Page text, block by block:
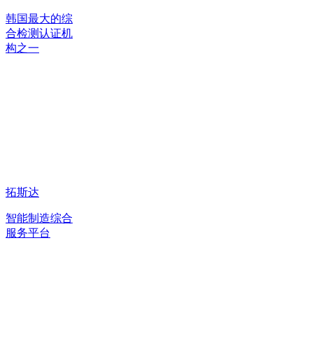
韩国最大的综
合检测认证机
构之一
拓斯达
智能制造综合
服务平台